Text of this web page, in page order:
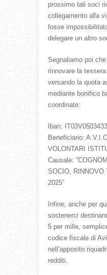
prossimo tali soci
collegamento alla
fosse
delegare un altro
Segnaliamo poi
rinnovare la
versando la quota
mediante bonifico
coordinate:
Iban:
Beneficiario:
VOLONTARI
Causale:
SOCIO, RINNOVO
2025”
Infine, anche per
sostenerci
5 per mille,
codice fiscale di
nell’apposito
redditi.